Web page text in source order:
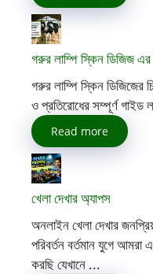
গরুর লাম্পি স্কিন ডিজিজ এর
গরুর লাম্পি স্কিন ডিজিজের
ও প্রতিরোধের সম্পূর্ণ গাইড
Read more
খেলা দেখার অ্যাপস
অনলাইন খেলা দেখার
পরিবর্তন বর্তমান যুগে আমরা
করছি যেখানে ...